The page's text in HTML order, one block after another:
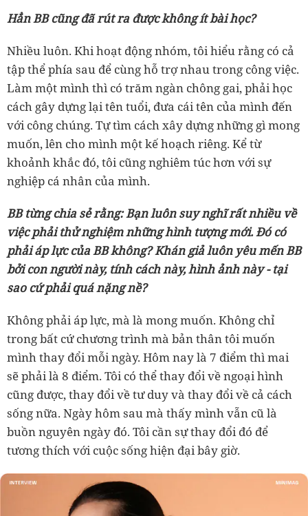
Hẳn BB cũng đã rút ra được không ít bài học?
Nhiều luôn. Khi hoạt động nhóm, tôi hiểu rằng có cả
tập thể phía sau để cùng hỗ trợ nhau trong công việc.
Làm một mình thì có trăm ngàn chông gai, phải học
cách gây dựng lại tên tuổi, đưa cái tên của mình đến
với công chúng. Tự tìm cách xây dựng những gì mong
muốn, lên cho mình một kế hoạch riêng. Kể từ
khoảnh khắc đó, tôi cũng nghiêm túc hơn với sự
nghiệp cá nhân của mình.
BB từng chia sẻ rằng: Bạn luôn suy nghĩ rất nhiều về
việc phải thử nghiệm những hình tượng mới. Đó có
phải áp lực của BB không? Khán giả luôn yêu mến BB
bởi con người này, tính cách này, hình ảnh này - tại
sao cứ phải quá nặng nề?
Không phải áp lực, mà là mong muốn. Không chỉ
trong bất cứ chương trình mà bản thân tôi muốn
mình thay đổi mỗi ngày. Hôm nay là 7 điểm thì mai
sẽ phải là 8 điểm. Tôi có thể thay đổi về ngoại hình
cũng được, thay đổi về tư duy và thay đổi về cả cách
sống nữa. Ngày hôm sau mà thấy mình vẫn cũ là
buồn nguyên ngày đó. Tôi cần sự thay đổi đó để
tương thích với cuộc sống hiện đại bây giờ.